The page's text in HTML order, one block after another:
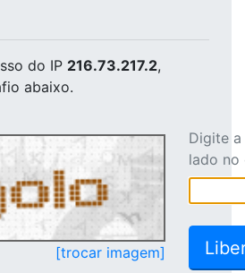
do IP 216.73.217.2,
abaixo.
[trocar imagem]
Digite
lado no